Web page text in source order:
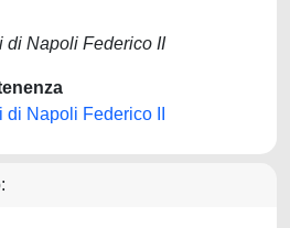
di Napoli Federico II
Napoli Federico II